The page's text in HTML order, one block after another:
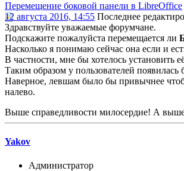
Перемещение боковой панели в LibreOffice
12 августа 2016, 14:55 Последнее
Здравствуйте уважаемые форумчане.
Подскажите пожалуйста перемещается ли
Насколько я понимаю сейчас она если и
В частности, мне бы хотелось установить
Таким образом у пользователей
Наверное, левшам было бы привычнее
налево.
Выше справедливости милосердие! А
Yakov
Администратор